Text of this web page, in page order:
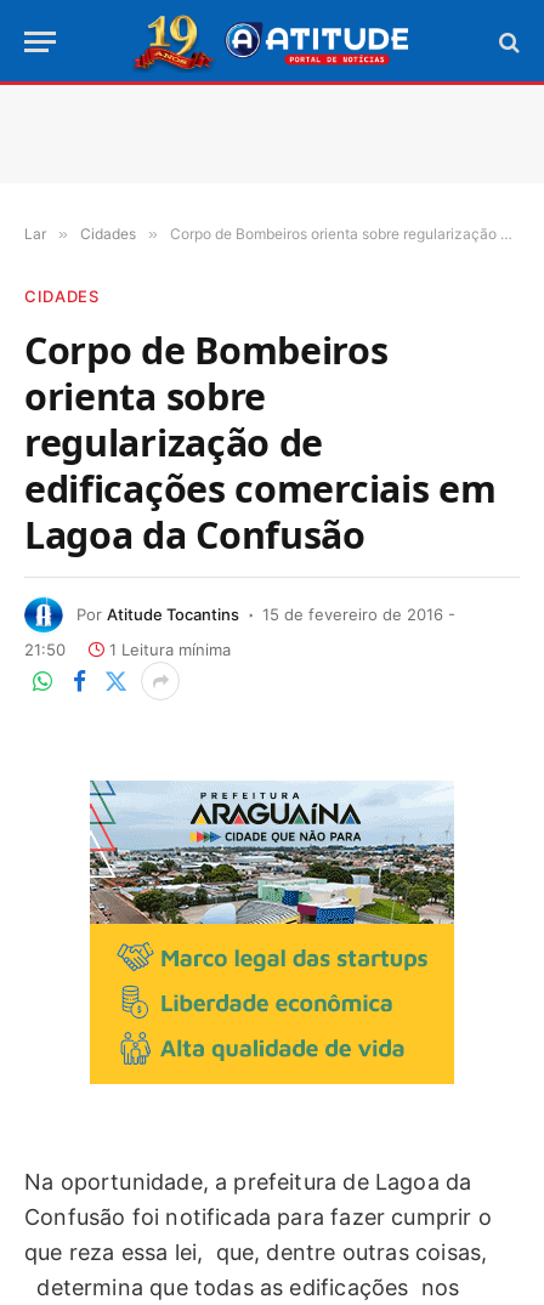
Lar » Cidades » Corpo de Bombeiros orienta sobre regularização de edificações comerciais em Lagoa da Confusão
CIDADES
Corpo de Bombeiros
orienta sobre
regularização de
edificações comerciais em
Lagoa da Confusão
Por Atitude Tocantins
15 de fevereiro de 2016 -
21:50
1 Leitura mínima
Na oportunidade, a prefeitura de Lagoa da
Confusão foi notificada para fazer cumprir o
que reza essa lei, que, dentre outras coisas,
determina que todas as edificações nos